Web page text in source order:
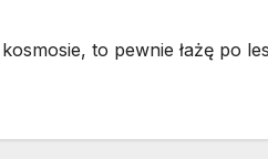
to pewnie łażę po